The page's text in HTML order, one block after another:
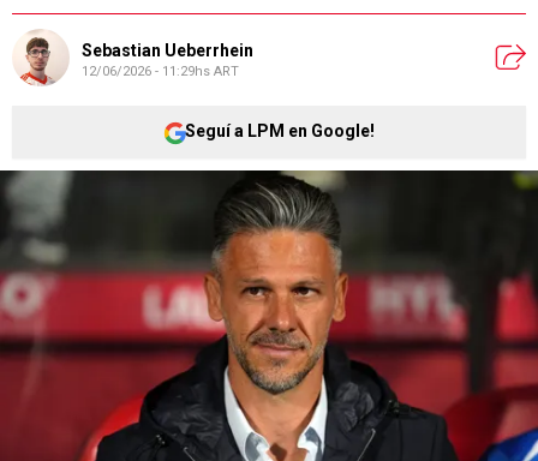
Sebastian Ueberrhein
12/06/2026 - 11:29hs ART
Seguí a LPM en Google!